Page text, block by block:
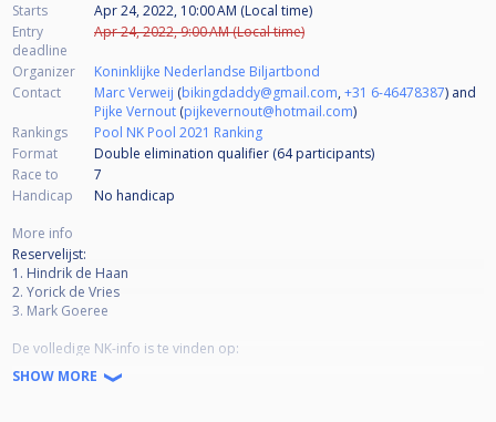
Starts
Apr 24, 2022, 10:00 AM (Local time)
Entry
deadline
Apr 24, 2022, 9:00 AM (Local time)
Organizer
Koninklijke Nederlandse Biljartbond
Contact
Marc Verweij (bikingdaddy@gmail.com,+31 6-46478387) and
Pijke Vernout (pijkevernout@hotmail.com)
Rankings
Pool NK Pool 2021 Ranking
Format
Double elimination qualifier (64participants)
Race to
7
Handicap
No handicap
More info
Reservelijst:
1. Hindrik de Haan
2. Yorick de Vries
3. Mark Goeree
De volledige NK-info is te vinden op:
SHOW MORE